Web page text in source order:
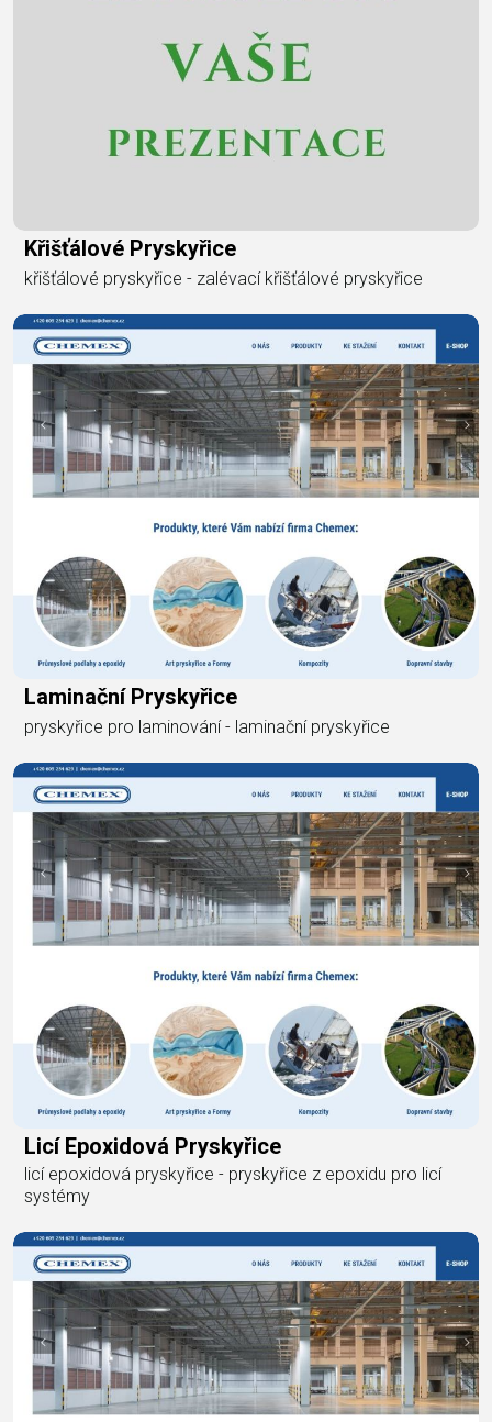
Křišťálové Pryskyřice
křišťálové pryskyřice - zalévací křišťálové pryskyřice
Laminační Pryskyřice
pryskyřice pro laminování - laminační pryskyřice
Licí Epoxidová Pryskyřice
licí epoxidová pryskyřice - pryskyřice z epoxidu pro licí
systémy